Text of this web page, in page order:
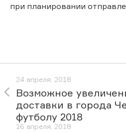
при планировании
24 апреля, 2018
Возможное
доставки в города
футболу 2018
16 апреля, 2018